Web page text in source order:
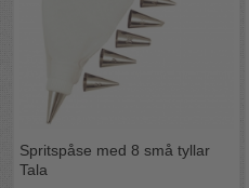
Spritspåse med 8 små tyllar
Tala